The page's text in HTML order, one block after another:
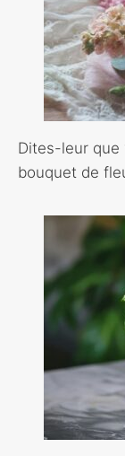
Dites-leur que
bouquet de